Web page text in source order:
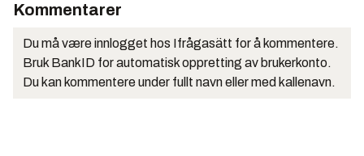
Kommentarer
Du må være innlogget hos Ifrågasätt for å kommentere.
Bruk BankID for automatisk oppretting av brukerkonto.
Du kan kommentere under fullt navn eller med kallenavn.